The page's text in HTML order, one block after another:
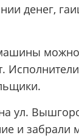
денег,
можно
ул.
и забрали